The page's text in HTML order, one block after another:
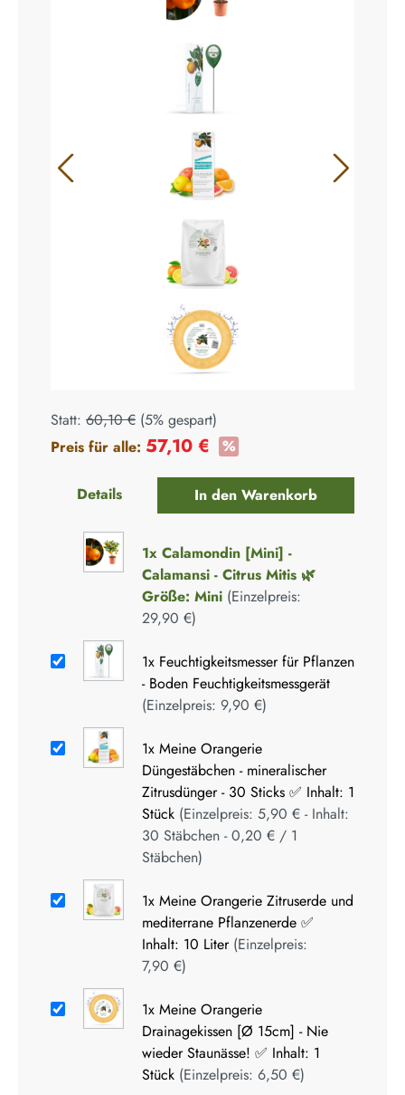
Statt: 60,10 € (5% gespart)
Preis für alle: 57,10 € %
Details In den Warenkorb
1x Calamondin [Mini] -
Calamansi - Citrus Mitis 🌿
Größe: Mini (Einzelpreis:
29,90 €)
1x Feuchtigkeitsmesser für Pflanzen
- Boden Feuchtigkeitsmessgerät
(Einzelpreis: 9,90 €)
1x Meine Orangerie
Düngestäbchen - mineralischer
Zitrusdünger - 30 Sticks ✅ Inhalt: 1
Stück (Einzelpreis: 5,90 € - Inhalt:
30 Stäbchen -0,20 € / 1
Stäbchen)
1x Meine Orangerie Zitruserde und
mediterrane Pflanzenerde ✅
Inhalt: 10 Liter (Einzelpreis:
7,90 €)
1x Meine Orangerie
Drainagekissen [Ø 15cm] - Nie
wieder Staunässe! ✅ Inhalt: 1
Stück (Einzelpreis: 6,50 €)